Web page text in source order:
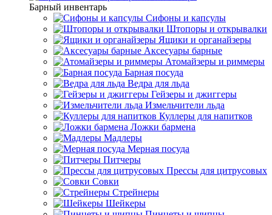
Барный инвентарь
Сифоны и капсулы
Штопоры и открывалки
Ящики и органайзеры
Аксесуары барные
Атомайзеры и риммеры
Барная посуда
Ведра для льда
Гейзеры и джиггеры
Измельчители льда
Куллеры для напитков
Ложки бармена
Мадлеры
Мерная посуда
Питчеры
Прессы для цитрусовых
Совки
Стрейнеры
Шейкеры